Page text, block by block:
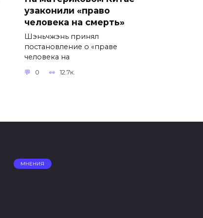
узаконили «право
человека на смерть»
Шэньчжэнь принял
постановление о «праве
человека на
0 12.7к.
МНЕНИЯ